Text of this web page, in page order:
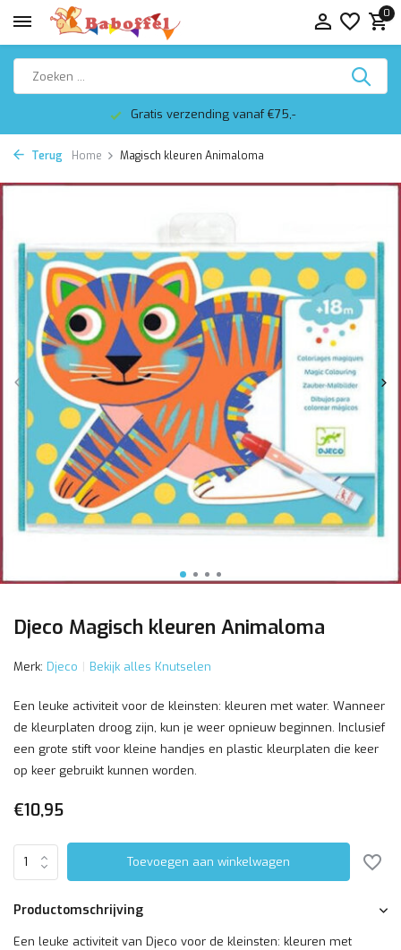
0
Gratis verzending vanaf €75,-
Terug Home Magisch kleuren Animaloma
Djeco Magisch kleuren Animaloma
Merk: Djeco Bekijk alles Knutselen
Een leuke activiteit voor de kleinsten: kleuren met water. Wanneer
de kleurplaten droog zijn, kun je weer opnieuw beginnen. Inclusief
een grote stift voor kleine handjes en plastic kleurplaten die keer
op keer gebruikt kunnen worden.
€10,95
Toevoegen aan winkelwagen
Productomschrijving
Een leuke activiteit van Djeco voor de kleinsten: kleuren met